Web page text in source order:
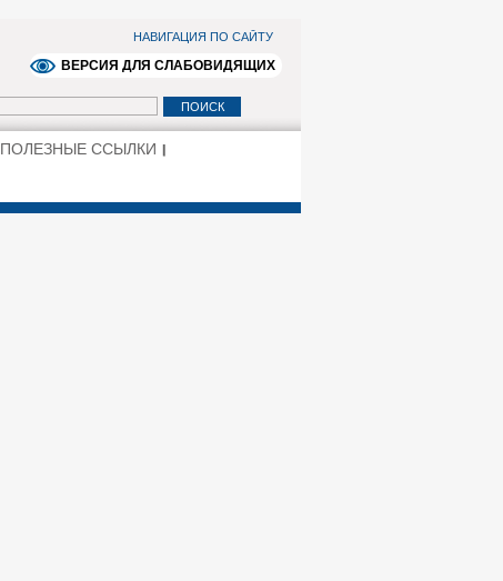
НАВИГАЦИЯ ПО САЙТУ
ВЕРСИЯ ДЛЯ СЛАБОВИДЯЩИХ
ПОЛЕЗНЫЕ ССЫЛКИ